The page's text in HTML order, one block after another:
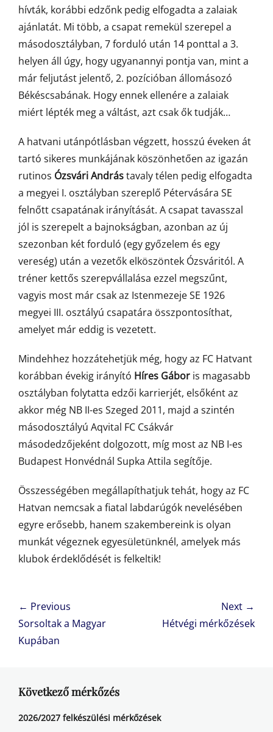
hívták, korábbi edzőnk pedig elfogadta a zalaiak
ajánlatát. Mi több, a csapat remekül szerepel a
másodosztályban, 7 forduló után 14 ponttal a 3.
helyen áll úgy, hogy ugyanannyi pontja van, mint a
már feljutást jelentő, 2. pozícióban állomásozó
Békéscsabának. Hogy ennek ellenére a zalaiak
miért lépték meg a váltást, azt csak ők tudják…
A hatvani utánpótlásban végzett, hosszú éveken át
tartó sikeres munkájának köszönhetően az igazán
rutinos Ózsvári Andrástavaly télen pedig elfogadta
a megyei I. osztályban szereplő Pétervására SE
felnőtt csapatának irányítását. A csapat tavasszal
jól is szerepelt a bajnokságban, azonban az új
szezonban két forduló (egy győzelem és egy
vereség) után a vezetők elköszöntek Ózsváritól. A
tréner kettős szerepvállalása ezzel megszűnt,
vagyis most már csak az Istenmezeje SE 1926
megyei III. osztályú csapatára összpontosíthat,
amelyet már eddig is vezetett.
Mindehhez hozzátehetjük még, hogy az FC Hatvant
korábban évekig irányító Híres Gábor is magasabb
osztályban folytatta edzői karrierjét, elsőként az
akkor még NB II-es Szeged 2011, majd a szintén
másodosztályú Aqvital FC Csákvár
másodedzőjeként dolgozott, míg most az NB I-es
Budapest Honvédnál Supka Attila segítője.
Összességében megállapíthatjuk tehát, hogy az FC
Hatvan nemcsak a fiatal labdarúgók nevelésében
egyre erősebb, hanem szakembereink is olyan
munkát végeznek egyesületünknél, amelyek más
klubok érdeklődését is felkeltik!
Bejegyzés
navigáció
← Previous
Previous
post:
Sorsoltak a Magyar
Kupában
Next →
Hétvégi mérkőzések
Következő mérkőzés
2026/2027 felkészülési mérkőzések